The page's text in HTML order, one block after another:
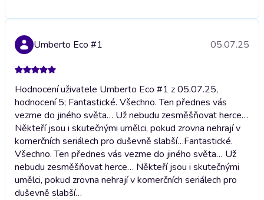
Umberto Eco #1 05.07.25
Hodnocení uživatele Umberto Eco #1 z 05.07.25,
hodnocení 5; Fantastické. Všechno. Ten přednes vás
vezme do jiného světa… Už nebudu zesměšňovat herce…
Někteří jsou i skutečnými umělci, pokud zrovna nehrají v
komerčních seriálech pro duševně slabší…Fantastické.
Všechno. Ten přednes vás vezme do jiného světa… Už
nebudu zesměšňovat herce… Někteří jsou i skutečnými
umělci, pokud zrovna nehrají v komerčních seriálech pro
duševně slabší…